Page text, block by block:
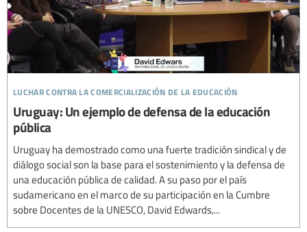
luchar contra la comercialización de la educación
Uruguay: Un ejemplo de defensa de la educación
pública
Uruguay ha demostrado como una fuerte tradición sindical y de
diálogo social son la base para el sostenimiento y la defensa de
una educación pública de calidad. A su paso por el país
sudamericano en el marco de su participación en la Cumbre
sobre Docentes de la UNESCO, David Edwards,...